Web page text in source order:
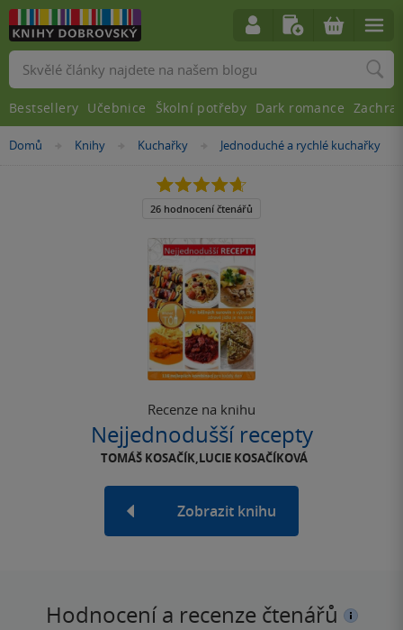
Nacházíte
Domů »
Knihy »
Kuchařky »Jednoduché a rychlé kuchařky
Recenze na knihu
Nejjednodušší recepty
TOMÁŠ KOSAČÍK,LUCIE KOSAČÍKOVÁ
Zobrazit knihu
4.7
z
5
26 hodnocení čtenářů
Hodnocení a recenze čtenářů
Vyhledávání
Bestsellery Učebnice Školní potřeby Dark romance